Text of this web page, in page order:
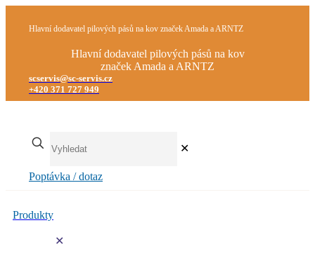
Hlavní dodavatel pilových pásů na kov značek Amada a ARNTZ
Hlavní dodavatel pilových pásů na kov
značek Amada a ARNTZ
scservis@sc-servis.cz
+420 371 727 949
✕
Poptávka / dotaz
Produkty
✕